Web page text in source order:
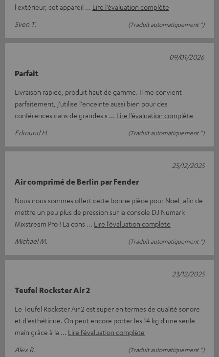
l'extérieur, cet appareil
Lire l’évaluation complète
Sven T.
(Traduit automatiquement *)
Parfait
Livraison rapide, produit haut de gamme. Il me convient
parfaitement, j'utilise l'enceinte aussi bien pour des
conférences dans de grandes s
Lire l’évaluation complète
Edmund H.
(Traduit automatiquement *)
09/01/2026
Air comprimé de Berlin par Fender
Nous nous sommes offert cette bonne pièce pour Noël, afin de
mettre un peu plus de pression sur la console DJ Numark
Mixstream Pro ! La cons
Lire l’évaluation complète
Michael M.
(Traduit automatiquement *)
25/12/2025
Teufel Rockster Air 2
Le Teufel Rockster Air 2 est super en termes de qualité sonore
et d'esthétique. On peut encore porter les 14 kg d'une seule
main grâce à la
Lire l’évaluation complète
Alex R.
(Traduit automatiquement *)
23/12/2025